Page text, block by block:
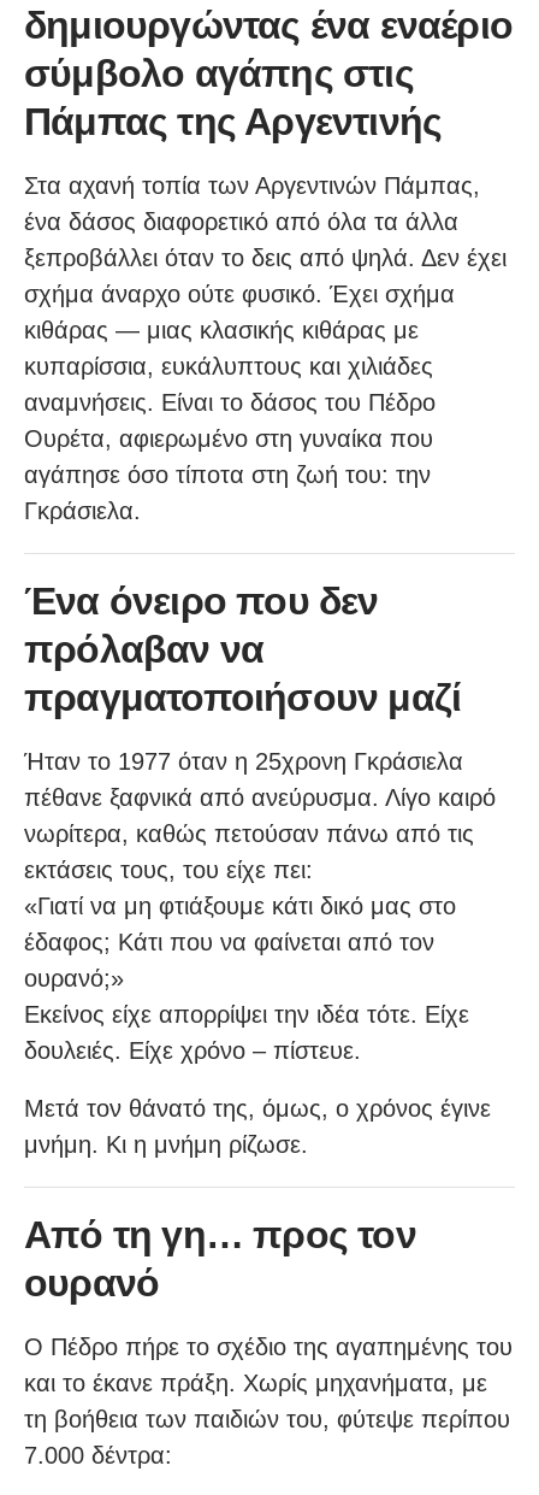
δημιουργώντας ένα εναέριο
σύμβολο αγάπης στις
Πάμπας της Αργεντινής
Στα αχανή τοπία των Αργεντινών Πάμπας,
ένα δάσος διαφορετικό από όλα τα άλλα
ξεπροβάλλει όταν το δεις από ψηλά. Δεν έχει
σχήμα άναρχο ούτε φυσικό. Έχει σχήμα
κιθάρας — μιας κλασικής κιθάρας με
κυπαρίσσια, ευκάλυπτους και χιλιάδες
αναμνήσεις. Είναι το δάσος του Πέδρο
Ουρέτα, αφιερωμένο στη γυναίκα που
αγάπησε όσο τίποτα στη ζωή του: την
Γκράσιελα.
Ένα όνειρο που δεν
πρόλαβαν να
πραγματοποιήσουν μαζί
Ήταν το 1977 όταν η 25χρονη Γκράσιελα
πέθανε ξαφνικά από ανεύρυσμα. Λίγο καιρό
νωρίτερα, καθώς πετούσαν πάνω από τις
εκτάσεις τους, του είχε πει:
«Γιατί να μη φτιάξουμε κάτι δικό μας στο
έδαφος; Κάτι που να φαίνεται από τον
ουρανό;»
Εκείνος είχε απορρίψει την ιδέα τότε. Είχε
δουλειές. Είχε χρόνο – πίστευε.
Μετά τον θάνατό της, όμως, ο χρόνος έγινε
μνήμη. Κι η μνήμη ρίζωσε.
Από τη γη… προς τον
ουρανό
Ο Πέδρο πήρε το σχέδιο της αγαπημένης του
και το έκανε πράξη. Χωρίς μηχανήματα, με
τη βοήθεια των παιδιών του, φύτεψε περίπου
7.000 δέντρα: